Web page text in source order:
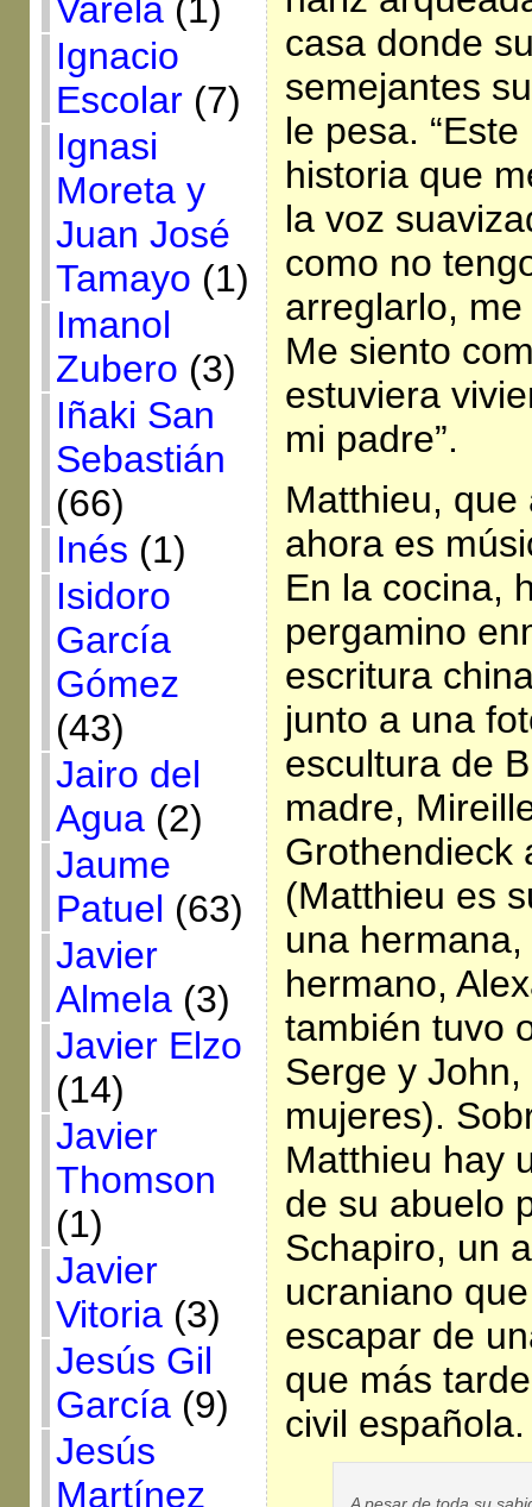
Varela(1)
Ignacio
Escolar(7)
Ignasi
Moreta y
Juan José
Tamayo (1)
Imanol
Zubero (3)
Iñaki San
Sebastián
(66)
Inés (1)
Isidoro
García
Gómez
(43)
Jairo del
Agua(2)
Jaume
Patuel (63)
Javier
Almela(3)
Javier Elzo
(14)
Javier
Thomson
(1)
Javier
Vitoria(3)
Jesús Gil
García(9)
Jesús
Martínez
casa donde
semejantes
le pesa.
historia que
la voz
como no
arreglarlo,
Me siento
estuviera
mi padre”.
Matthieu,
ahora es
En la cocina,
pergamino
escritura
junto a una
escultura de
madre,
Grothendieck
(Matthieu es
una
hermano,
también tuvo
Serge y
mujeres).
Matthieu hay
de su abuelo
Schapiro, un
ucraniano
escapar de
que más
civil española.